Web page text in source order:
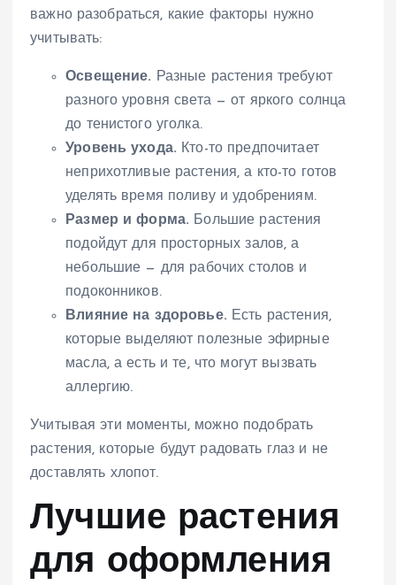
важно разобраться, какие факторы нужно
учитывать:
Освещение. Разные растения требуют
разного уровня света — от яркого солнца
до тенистого уголка.
Уровень ухода. Кто-то предпочитает
неприхотливые растения, а кто-то готов
уделять время поливу и удобрениям.
Размер и форма. Большие растения
подойдут для просторных залов, а
небольшие — для рабочих столов и
подоконников.
Влияние на здоровье. Есть растения,
которые выделяют полезные эфирные
масла, а есть и те, что могут вызвать
аллергию.
Учитывая эти моменты, можно подобрать
растения, которые будут радовать глаз и не
доставлять хлопот.
Лучшие растения
для оформления